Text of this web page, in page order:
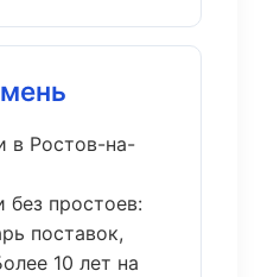
в Ростов-на-
без простоев:
поставок,
10 лет на